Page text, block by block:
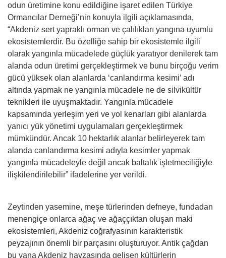
odun üretimine konu edildiğine işaret edilen Türkiye
Ormancılar Derneği’nin konuyla ilgili açıklamasında,
“Akdeniz sert yapraklı orman ve çalılıkları yangına uyumlu
ekosistemlerdir. Bu özelliğe sahip bir ekosistemle ilgili
olarak yangınla mücadelede güçlük yaratıyor denilerek tam
alanda odun üretimi gerçekleştirmek ve bunu birçoğu verim
gücü yüksek olan alanlarda ‘canlandırma kesimi’ adı
altında yapmak ne yangınla mücadele ne de silvikültür
teknikleri ile uyuşmaktadır. Yangınla mücadele
kapsamında yerleşim yeri ve yol kenarları gibi alanlarda
yanıcı yük yönetimi uygulamaları gerçekleştirmek
mümkündür. Ancak 10 hektarlık alanlar belirleyerek tam
alanda canlandırma kesimi adıyla kesimler yapmak
yangınla mücadeleyle değil ancak baltalık işletmeciliğiyle
ilişkilendirilebilir” ifadelerine yer verildi.
Zeytinden yasemine, meşe türlerinden defneye, fundadan
menengiçe onlarca ağaç ve ağaççıktan oluşan maki
ekosistemleri, Akdeniz coğrafyasının karakteristik
peyzajının önemli bir parçasını oluşturuyor. Antik çağdan
bu yana Akdeniz havzasında gelişen kültürlerin